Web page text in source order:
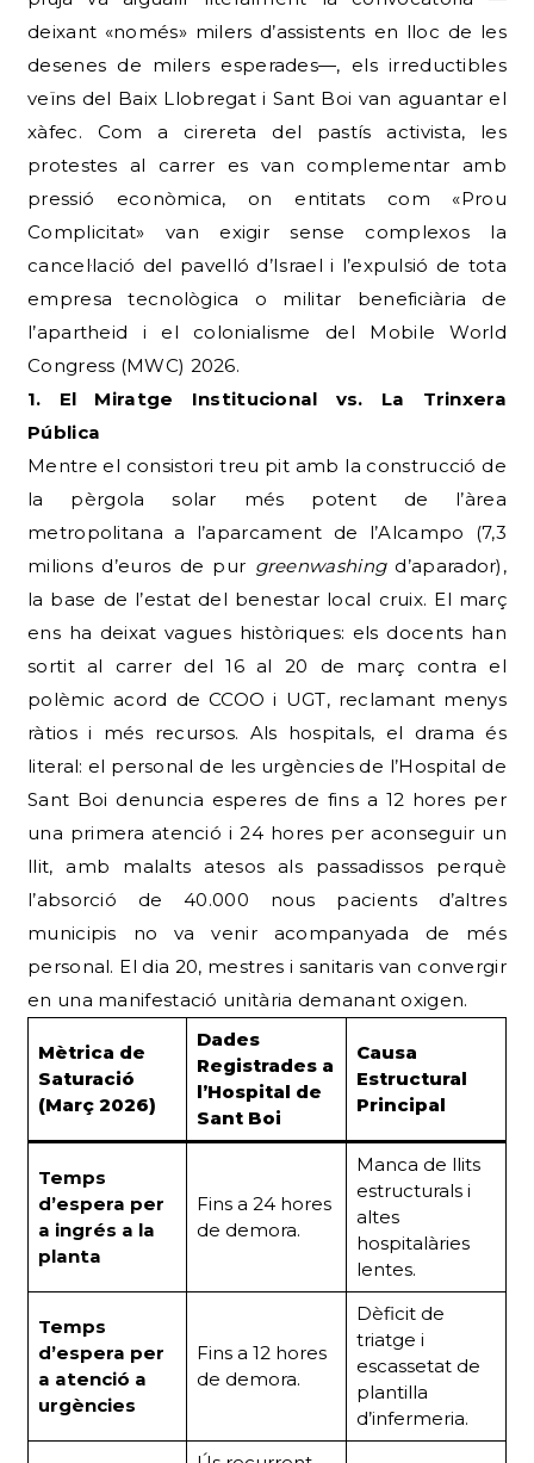
deixant «només» milers d’assistents en lloc de les
desenes de milers esperades—, els irreductibles
veïns del Baix Llobregat i Sant Boi van aguantar el
xàfec. Com a cirereta del pastís activista, les
protestes al carrer es van complementar amb
pressió econòmica, on entitats com «Prou
Complicitat» van exigir sense complexos la
cancel·lació del pavelló d’Israel i l’expulsió de tota
empresa tecnològica o militar beneficiària de
l’apartheid i el colonialisme del Mobile World
Congress (MWC) 2026.
1. El Miratge Institucional vs. La Trinxera
Pública
Mentre el consistori treu pit amb la construcció de
la pèrgola solar més potent de l’àrea
metropolitana a l’aparcament de l’Alcampo (7,3
milions d’euros de pur greenwashingd’aparador),
la base de l’estat del benestar local cruix. El març
ens ha deixat vagues històriques: els docents han
sortit al carrer del 16 al 20 de març contra el
polèmic acord de CCOO i UGT, reclamant menys
ràtios i més recursos. Als hospitals, el drama és
literal: el personal de les urgències de l’Hospital de
Sant Boi denuncia esperes de fins a 12 hores per
una primera atenció i 24 hores per aconseguir un
llit, amb malalts atesos als passadissos perquè
l’absorció de 40.000 nous pacients d’altres
municipis no va venir acompanyada de més
personal. El dia 20, mestres i sanitaris van convergir
en una manifestació unitària demanant oxigen.
Mètrica de
Saturació
(Març 2026)
Dades
Registrades a
l’Hospital de
Sant Boi
Causa
Estructural
Principal
Temps
d’espera per
a ingrés a la
planta
Fins a 24 hores
de demora.
Manca de llits
estructurals i
altes
hospitalàries
lentes.
Temps
d’espera per
a atenció a
urgències
Fins a 12 hores
de demora.
Dèficit de
triatge i
escassetat de
plantilla
d’infermeria.